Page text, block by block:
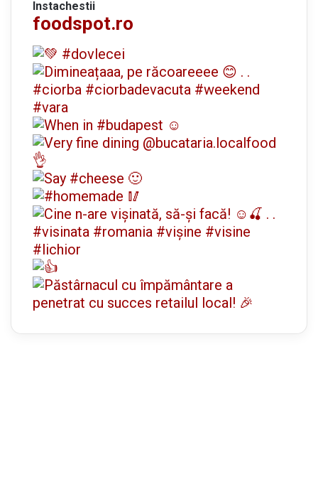
Instachestii
foodspot.ro